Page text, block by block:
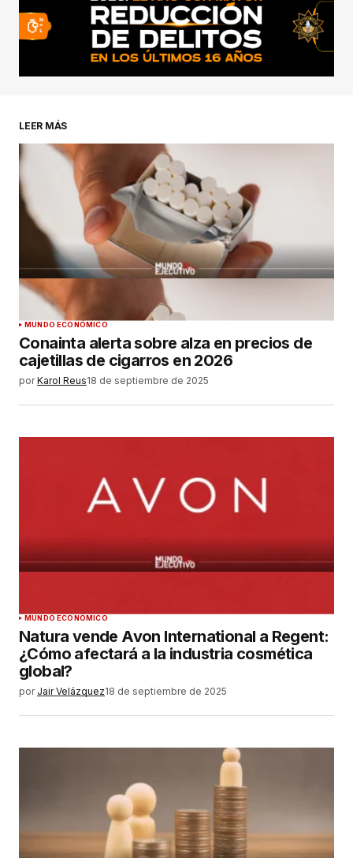
LEER MÁS
MUNDO ECONÓMICO
Conainta alerta sobre alza en precios de
cajetillas de cigarros en 2026
por Karol Reus18 de septiembre de 2025
MUNDO ECONÓMICO
Natura vende Avon International a Regent:
¿Cómo afectará a la industria cosmética
global?
por Jair Velázquez18 de septiembre de 2025